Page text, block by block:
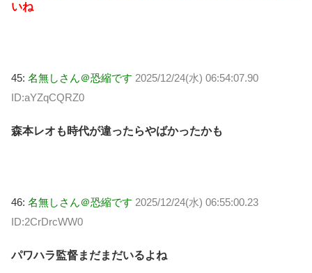
いね
45: 名無しさん＠恐縮です 2025/12/24(水) 06:54:07.90
ID:aYZqCQRZ0
森本レオも時代が違ったらやばかったかも
46: 名無しさん＠恐縮です 2025/12/24(水) 06:55:00.23
ID:2CrDrcWW0
パワハラ監督まだまだいるよね